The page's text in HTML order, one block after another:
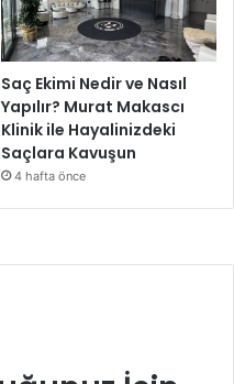
Saç Ekimi Nedir ve Nasıl
Yapılır? Murat Makascı
Klinik ile Hayalinizdeki
Saçlara Kavuşun
4 hafta önce